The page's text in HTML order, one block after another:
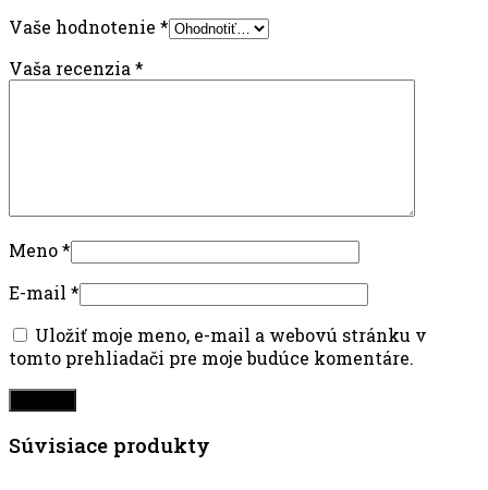
Vaše hodnotenie *
Vaša recenzia *
Meno*
E-mail *
Uložiť moje meno, e-mail a webovú stránku v
tomto prehliadači pre moje budúce komentáre.
Súvisiace produkty